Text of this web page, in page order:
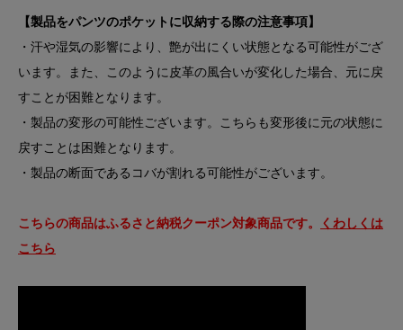
【製品をパンツのポケットに収納する際の注意事項】
・汗や湿気の影響により、艶が出にくい状態となる可能性がござ
います。また、このように皮革の風合いが変化した場合、元に戻
すことが困難となります。
・製品の変形の可能性ございます。こちらも変形後に元の状態に
戻すことは困難となります。
・製品の断面であるコバが割れる可能性がございます。
こちらの商品はふるさと納税クーポン対象商品です。
くわしくは
こちら